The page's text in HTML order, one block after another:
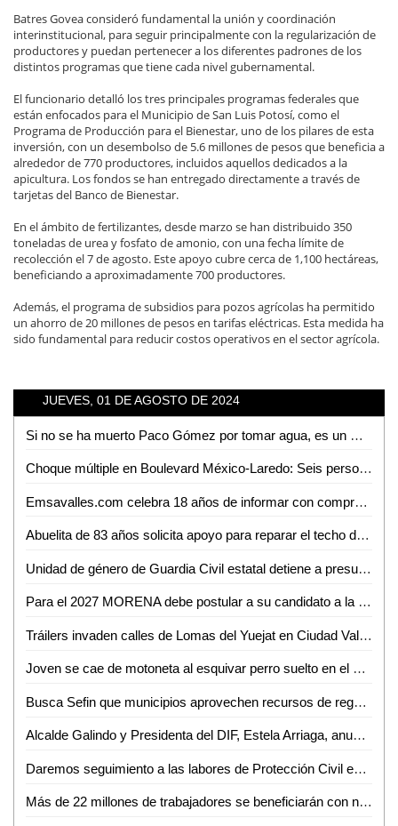
Batres Govea consideró fundamental la unión y coordinación
interinstitucional, para seguir principalmente con la regularización de
productores y puedan pertenecer a los diferentes padrones de los
distintos programas que tiene cada nivel gubernamental.
El funcionario detalló los tres principales programas federales que
están enfocados para el Municipio de San Luis Potosí, como el
Programa de Producción para el Bienestar, uno de los pilares de esta
inversión, con un desembolso de 5.6 millones de pesos que beneficia a
alrededor de 770 productores, incluidos aquellos dedicados a la
apicultura. Los fondos se han entregado directamente a través de
tarjetas del Banco de Bienestar.
En el ámbito de fertilizantes, desde marzo se han distribuido 350
toneladas de urea y fosfato de amonio, con una fecha límite de
recolección el 7 de agosto. Este apoyo cubre cerca de 1,100 hectáreas,
beneficiando a aproximadamente 700 productores.
Además, el programa de subsidios para pozos agrícolas ha permitido
un ahorro de 20 millones de pesos en tarifas eléctricas. Esta medida ha
sido fundamental para reducir costos operativos en el sector agrícola.
JUEVES, 01 DE AGOSTO DE 2024
Si no se ha muerto Paco Gómez por tomar agua, es un milagro: Matilde Hernández
Choque múltiple en Boulevard México-Laredo: Seis personas lesionadas
Emsavalles.com celebra 18 años de informar con compromiso e imparcialidad
Abuelita de 83 años solicita apoyo para reparar el techo de su vivienda en Ciudad Valles
Unidad de género de Guardia Civil estatal detiene a presunto por abuso sexual
Para el 2027 MORENA debe postular a su candidato a la gubernatura sin alianzas con otros partidos: Rita Ozalia
Tráilers invaden calles de Lomas del Yuejat en Ciudad Valles
Joven se cae de motoneta al esquivar perro suelto en el bulevar México-Laredo
Busca Sefin que municipios aprovechen recursos de regularización vehicular
Alcalde Galindo y Presidenta del DIF, Estela Arriaga, anuncian ampliación de Centro Comunitario Maravillas
Daremos seguimiento a las labores de Protección Civil en Ciudad Valles: Luis Arturo Salvador
Más de 22 millones de trabajadores se beneficiarán con nuevo plan de vivienda: AMLO